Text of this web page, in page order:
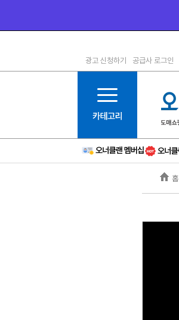
1등급
6등급
11등급
12등급
15등급
16등급
광고 신청하기 공급사 로그인
홈